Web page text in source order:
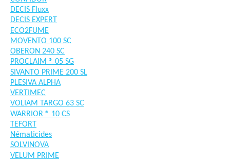
DECIS Fluxx
DECIS EXPERT
ECO2FUME
MOVENTO 100 SC
OBERON 240 SC
PROCLAIM ® 05 SG
SIVANTO PRIME 200 SL
PLESIVA ALPHA
VERTIMEC
VOLIAM TARGO 63 SC
WARRIOR ® 10 CS
TEFORT
Nématicides
SOLVINOVA
VELUM PRIME